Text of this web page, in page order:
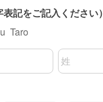
記をご記入ください）
Taro
名前の名